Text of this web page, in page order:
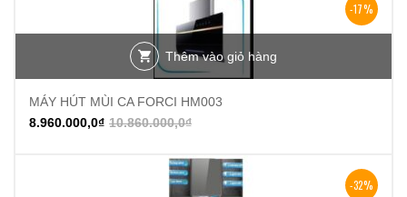
-17%
Thêm vào giỏ hàng
MÁY HÚT MÙI CA FORCI HM003
10.860.000,0₫
8.960.000,0₫
-32%